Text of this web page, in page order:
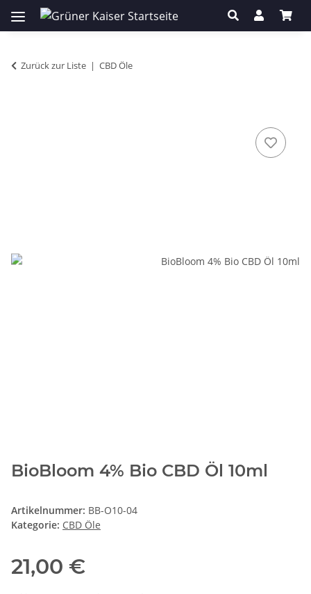
Zurück zur Liste CBD Öle
BioBloom 4% Bio CBD Öl 10ml
Artikelnummer: BB-O10-04
Kategorie: CBD Öle
21,00 €